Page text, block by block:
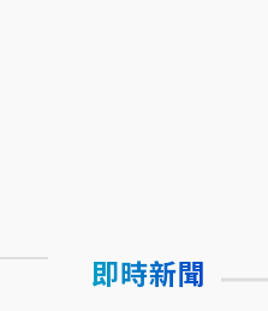
即時新聞